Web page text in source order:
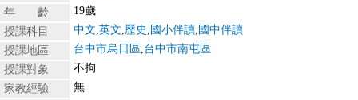
年 齡
19歲
授課科目
中文 英文 歷史 國小伴讀 國中伴讀
授課地區
台中市烏日區 台中市南屯區
授課對象
不拘
家教經驗
無